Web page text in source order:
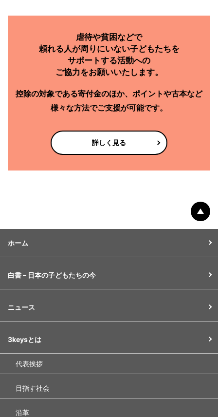
虐待や貧困などで
頼れる人が周りにいない子どもたちを
サポートする活動への
ご協力をお願いいたします。
控除の対象である寄付金のほか、 ポイントや古本など
様々な方法でご支援が可能です。
詳しく見る
ペ
ホーム
白書 – 日本の子どもたちの今
ニュース
3keysとは
代表挨拶
目指す社会
沿革